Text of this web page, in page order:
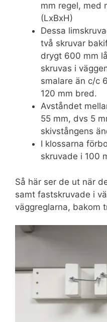
mm regel, med
(LxBxH)
Dessa
två skruvar
drygt 600 mm
skruvas i
smalare än c/c
120 mm bred.
Avståndet
55 mm, dvs 5
skivstångens
I klossarna
skruvade i 100
Så här ser de ut när
samt fastskruvade i
väggreglarna, bakom